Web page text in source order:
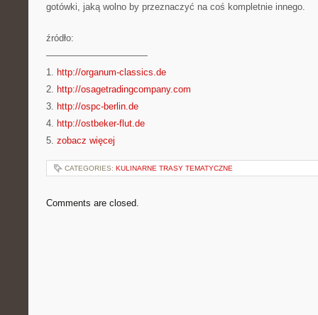
gotówki, jaką wolno by przeznaczyć na coś kompletnie innego.
źródło:
———————————
1. http://organum-classics.de
2. http://osagetradingcompany.com
3. http://ospc-berlin.de
4. http://ostbeker-flut.de
5. zobacz więcej
CATEGORIES: KULINARNE TRASY TEMATYCZNE
Comments are closed.